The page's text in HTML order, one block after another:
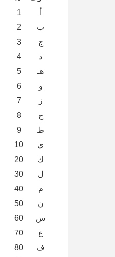
1
ب
2
ج
3
د
4
هـ
5
و
6
ز
7
ح
8
ط
9
ي
10
ك
20
ل
30
م
40
ن
50
س
60
ع
70
ف
80